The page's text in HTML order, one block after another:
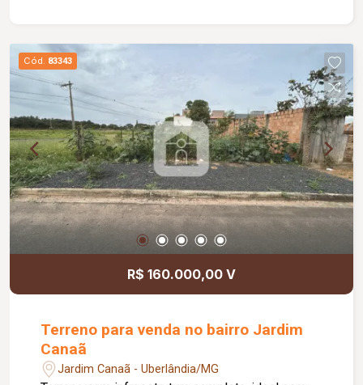
Cód. 83343
R$ 160.000,00 V
Terreno para venda no bairro Jardim
Canaã
Jardim Canaã - Uberlândia/MG